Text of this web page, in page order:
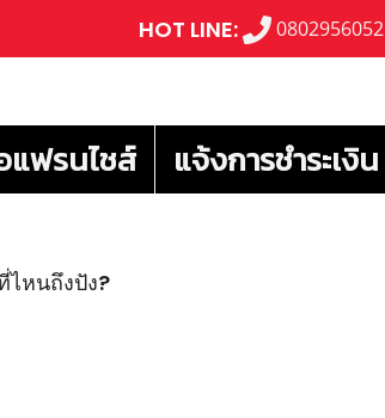
HOT LINE: 0802956052
แฟรนไชส์ แจ้งการชำระเงิน
ไหนถึงปัง?